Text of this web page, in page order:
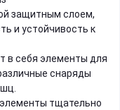
защитным слоем,
и устойчивость к
в себя элементы для
снаряды
тщательно